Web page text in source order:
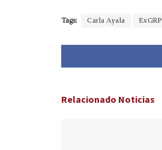
Tags: Carla Ayala ExGRP
Relacionado Noticias